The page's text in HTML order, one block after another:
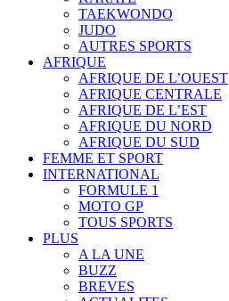
TAEKWONDO
JUDO
AUTRES SPORTS
AFRIQUE
AFRIQUE DE L’OUEST
AFRIQUE CENTRALE
AFRIQUE DE L’EST
AFRIQUE DU NORD
AFRIQUE DU SUD
FEMME ET SPORT
INTERNATIONAL
FORMULE 1
MOTO GP
TOUS SPORTS
PLUS
A LA UNE
BUZZ
BREVES